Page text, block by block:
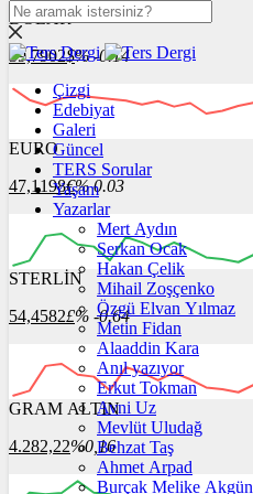
DOLAR
39,7902$% -0.14
12:00 13:00
EURO
47,1198€% 0.03
12:00 13:00 14:00
STERLİN
54,4582£% -0.64
12:00 13:00
GRAM ALTIN
4.282,22%0,16
Çizgi
Edebiyat
Galeri
Güncel
TERS Sorular
Yaşam
Yazarlar
Mert Aydın
Serkan Ocak
Hakan Çelik
Mihail Zoşçenko
Özgü Elvan Yılmaz
Metin Fidan
Alaaddin Kara
Anıl yazıyor
Erkut Tokman
Avni Uz
Mevlüt Uludağ
Behzat Taş
Ahmet Arpad
Burçak Melike Akgün